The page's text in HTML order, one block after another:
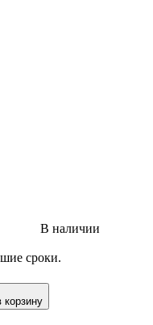
В наличии
сроки.
корзину